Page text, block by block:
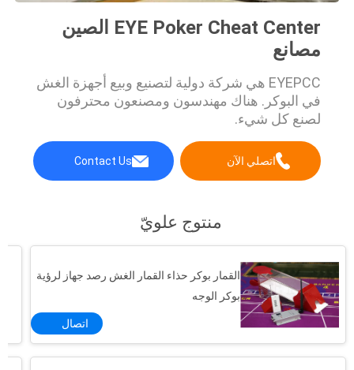
EYE Poker Cheat Center الصين
مصانع
EYEPCC هي شركة دولية لتصنيع وبيع أجهزة الغش
في البوكر. هناك مهندسون ومصنعون محترفون
لصنع كل شيء.
اتصلي الآن Contact Us
منتوج علويّ
القمار بوكر حذاء القمار الغش رصد جهاز لرؤية
بوكر الوجه
اتصال
لعبة البوكر الغش بطاقة بلاستيكية سوداء التعامل مع الحذاء القمار الغش نظام 8 الطوابق
نصائح جديدة وتقنيات على العوامة، قطاع والهندوس المراوغة